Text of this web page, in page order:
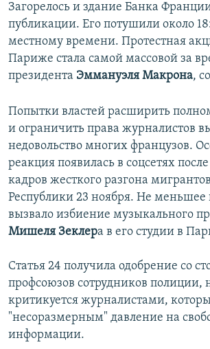
Загорелось и здание Банка
публикации. Его потушили около
местному времени. Протестная
Париже стала самой массовой за
президента Эммануэля Макрона,
Попытки властей расширить
и ограничить права журналистов
недовольство многих французов.
реакция появилась в соцсетях
кадров жесткого разгона
Республики 23 ноября. Не
вызвало избиение музыкального
Мишеля Зеклера в его студии в
Статья 24 получила одобрение со
профсоюзов сотрудников полиции,
критикуется журналистами,
"несоразмерным" давление на
информации.